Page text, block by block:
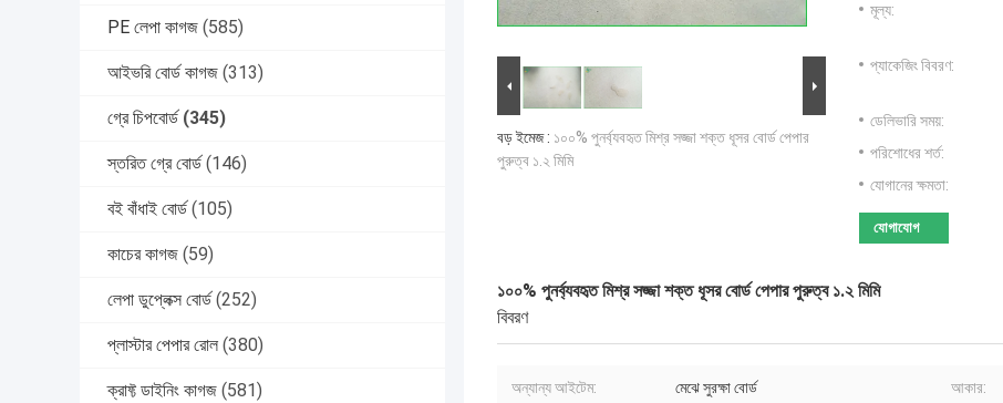
PE লেপা কাগজ (585)
আইভরি বোর্ড কাগজ (313)
গ্রে চিপবোর্ড (345)
স্তরিত গ্রে বোর্ড (146)
বই বাঁধাই বোর্ড (105)
কাচের কাগজ (59)
লেপা ডুপ্লেক্স বোর্ড (252)
প্লাস্টার পেপার রোল (380)
ক্রাফ্ট ডাইনিং কাগজ (581)
বড় ইমেজ : ১০০% পুনর্ব্যবহৃত মিশ্র সজ্জা শক্ত ধূসর বোর্ড পেপার
পুরুত্ব ১.২ মিমি
মূল্য:
প্যাকেজিং বিবরণ:
ডেলিভারি সময়:
পরিশোধের শর্ত:
যোগানের ক্ষমতা:
যোগাযোগ
১০০% পুনর্ব্যবহৃত মিশ্র সজ্জা শক্ত ধূসর বোর্ড পেপার পুরুত্ব ১.২ মিমি
বিবরণ
অন্যান্য আইটেম: মেঝে সুরক্ষা বোর্ড আকার: